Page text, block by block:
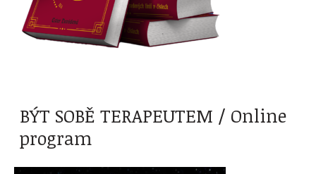
BÝT SOBĚ TERAPEUTEM / Online
program